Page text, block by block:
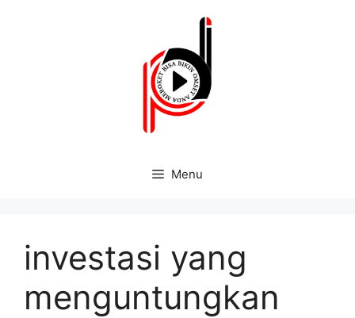
Menu
investasi yang
menguntungkan